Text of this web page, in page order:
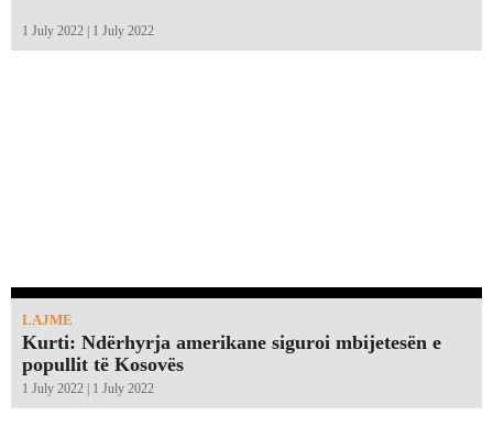
1 July 2022 | 1 July 2022
LAJME
Kurti: Ndërhyrja amerikane siguroi mbijetesën e
popullit të Kosovës
1 July 2022 | 1 July 2022